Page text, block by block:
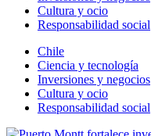
Cultura y ocio
Responsabilidad social
Chile
Ciencia y tecnología
Inversiones y negocios
Cultura y ocio
Responsabilidad social